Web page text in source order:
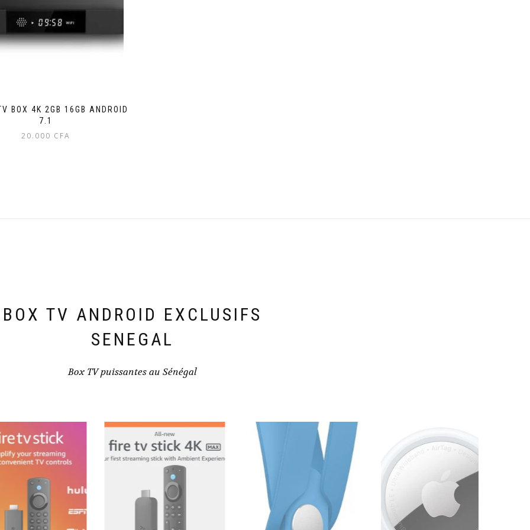
BOX 4K 2GB 16GB ANDROID
7.1
20.000 CFA
BOX TV ANDROID EXCLUSIFS
SENEGAL
Box TV puissantes au Sénégal